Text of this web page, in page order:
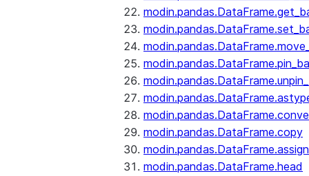
modin.pandas.DataFrame.copy
modin.pandas.DataFrame.assign
modin.pandas.DataFrame.head